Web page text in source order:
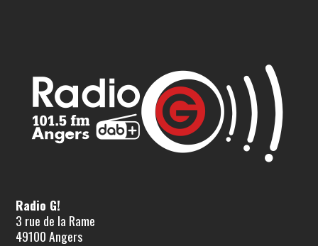
Radio G!
3 rue de la Rame
49100 Angers